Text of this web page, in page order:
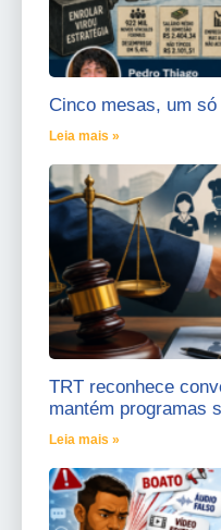
Cinco mesas, um
Leia mais »
TRT reconhece
mantém programas
Leia mais »